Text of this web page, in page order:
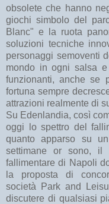
obsolete che hanno
giochi simbolo del
Blanc" e la ruota
soluzioni tecniche
personaggi semoventi
mondo in ogni salsa
funzionanti, anche se
fortuna sempre
attrazioni realmente di
Su Edenlandia, così
oggi lo spettro del
quanto apparso su
settimane or sono,
fallimentare di Napoli
la proposta di
società Park and
discutere di qualsiasi